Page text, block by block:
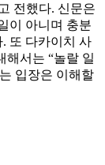
전했다. 신문은
이 아니며 충분
또 다카이치 사
해서는 “놀랄 일
입장은 이해할